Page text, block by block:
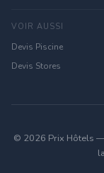
VOIR AUSSI
Devis Piscine
Devis Stores
© 2026 Prix Hôtels